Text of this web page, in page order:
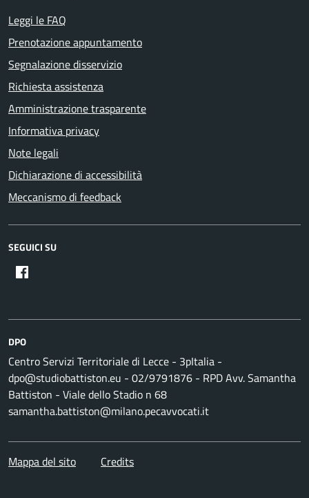
Leggi le FAQ
Prenotazione appuntamento
Segnalazione disservizio
Richiesta assistenza
Amministrazione trasparente
Informativa privacy
Note legali
Dichiarazione di accessibilità
Meccanismo di feedback
SEGUICI SU
DPO
Centro Servizi Territoriale di Lecce - 3pItalia -
dpo@studiobattiston.eu - 02/9791876 - RPD Avv. Samantha
Battiston - Viale dello Stadio n 68
samantha.battiston@milano.pecavvocati.it
Mappa del sito Credits